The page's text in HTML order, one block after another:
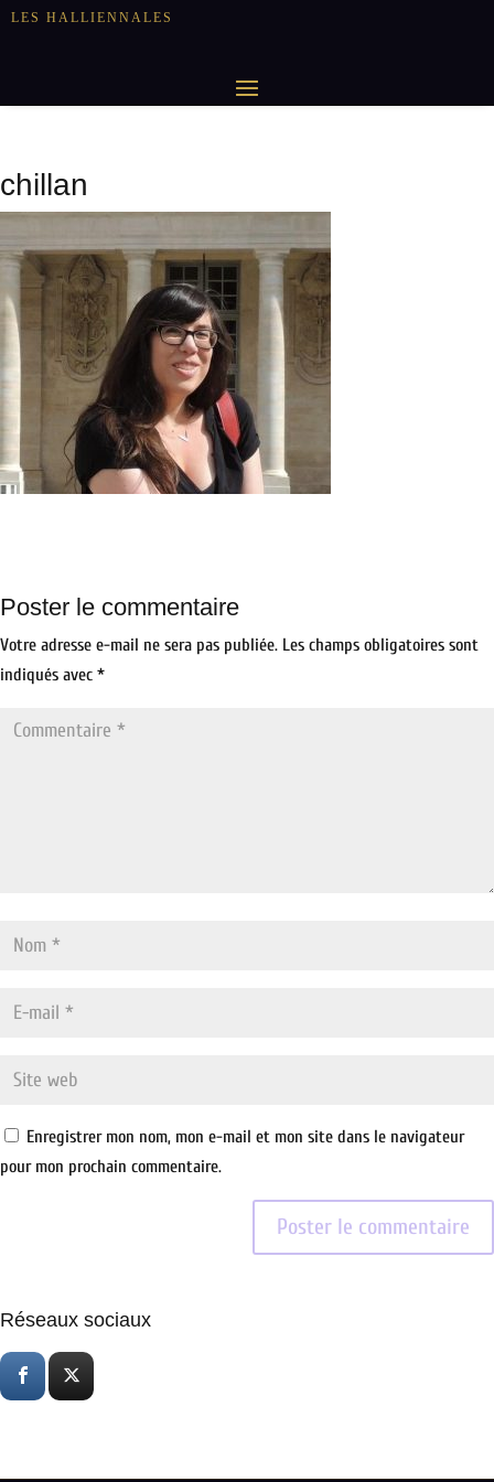
LES HALLIENNALES
chillan
Poster le commentaire
Votre adresse e-mail ne sera pas publiée. Les champs obligatoires sont
indiqués avec *
Enregistrer mon nom, mon e-mail et mon site dans le navigateur
pour mon prochain commentaire.
Réseaux sociaux